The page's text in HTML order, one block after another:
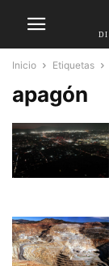
Inicio Etiquetas
apagón